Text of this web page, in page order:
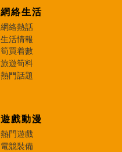
網絡生活
網絡熱話
生活情報
筍買着數
旅遊筍料
熱門話題
遊戲動漫
熱門遊戲
電競裝備